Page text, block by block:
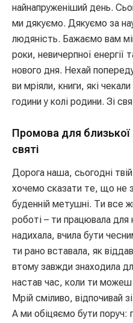
найнапруженіший день.
ми дякуємо. Дякуємо за
людяність. Бажаємо вам
роки, невичерпної енергії
нового дня. Нехай
ви мріяли, книги, які
години у колі родини. Зі
Промова для
святі
Дорога наша, сьогодні
хочемо сказати те, що не
буденній метушні. Ти все
роботі – ти працювала для
надихала, вчила бути
ти рано вставала, як
втому завжди знаходила
настав час, коли ти
Мрій сміливо, відпочивай
А ми обіцяємо бути поруч: